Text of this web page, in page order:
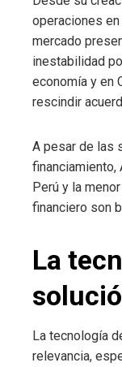
operaciones en
mercado
inestabilidad
economía y en
rescindir
A pesar de las
financiamiento,
Perú y la
financiero son
La
La tecnología
relevancia,